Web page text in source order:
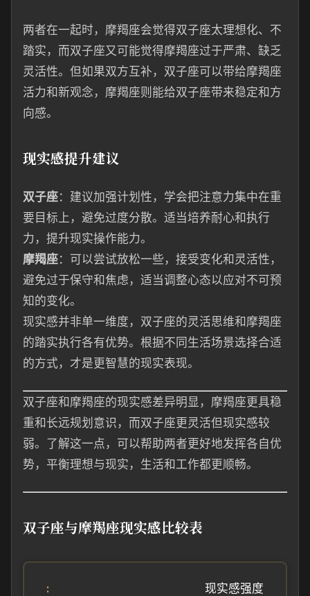
两者在一起时，摩羯座会觉得双子座太理想化、不
踏实，而双子座又可能觉得摩羯座过于严肃、缺乏
灵活性。但如果双方互补，双子座可以带给摩羯座
活力和新观念，摩羯座则能给双子座带来稳定和方
向感。
现实感提升建议
双子座：建议加强计划性，学会把注意力集中在重
要目标上，避免过度分散。适当培养耐心和执行
力，提升现实操作能力。
摩羯座：可以尝试放松一些，接受变化和灵活性，
避免过于保守和焦虑，适当调整心态以应对不可预
知的变化。
现实感并非单一维度，双子座的灵活思维和摩羯座
的踏实执行各有优势。根据不同生活场景选择合适
的方式，才是更智慧的现实表现。
双子座和摩羯座的现实感差异明显，摩羯座更具稳
重和长远规划意识，而双子座更灵活但现实感较
弱。了解这一点，可以帮助两者更好地发挥各自优
势，平衡理想与现实，生活和工作都更顺畅。
双子座与摩羯座现实感比较表
现实感强度